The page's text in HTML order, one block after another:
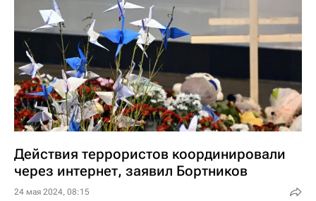
Действия террористов координировали
через интернет, заявил Бортников
24 мая 2024, 08:15